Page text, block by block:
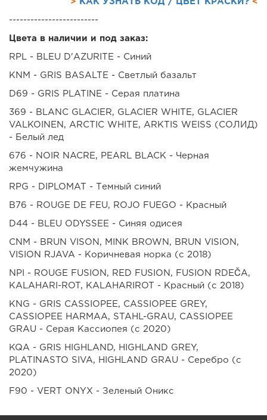
> КАК УЗНАТЬ КОД / ЦВЕТ КРАСКИ? <
-------------------------
Цвета в наличии и под заказ:
RPL - BLEU D'AZURITE - Синий
KNM - GRIS BASALTE - Cветлый базальт
D69 - GRIS PLATINE - Серая платина
369 - BLANC GLACIER, GLACIER WHITE, GLACIER
VALKOINEN, ARCTIC WHITE, ARKTIS WEISS (СОЛИД)
- Белый лед
676 - NOIR NACRE, PEARL BLACK - Черная
жемчужина
RPG - DIPLOMAT - Темный синий
B76 - ROUGE DE FEU, ROJO FUEGO - Красный
D44 - BLEU ODYSSEE - Синяя одисея
CNM - BRUN VISON, MINK BROWN, BRUN VISION,
VISION RJAVA - Коричневая норка (с 2018)
NPI - ROUGE FUSION, RED FUSION, FUSION RDEČA,
KALAHARI-ROT, KALAHARIROT - Красный (с 2018)
KNG - GRIS CASSIOPEE, CASSIOPEE GREY,
CASSIOPEE HARMAA, STAHL-GRAU, CASSIOPEE
GRAU - Серая Кассиопея (с 2020)
KQA - GRIS HIGHLAND, HIGHLAND GREY,
PLATINASTO SIVA, HIGHLAND GRAU - Серебро (с
2020)
F90 - VERT ONYX - Зеленый Оникс